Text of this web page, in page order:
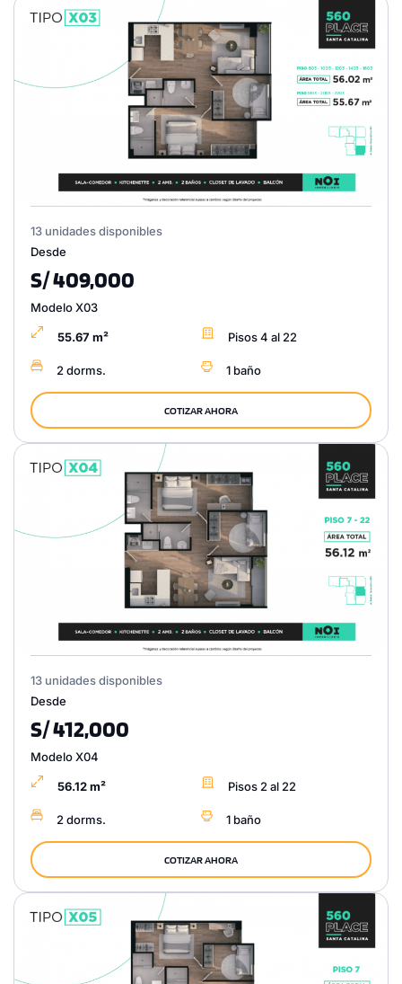
13 unidades disponibles
Desde
S/ 409,000
Modelo X03
55.67 m² Pisos 4 al 22
2 dorms. 1 baño
COTIZAR AHORA
13 unidades disponibles
Desde
S/ 412,000
Modelo X04
56.12 m² Pisos 2 al 22
2 dorms. 1 baño
COTIZAR AHORA